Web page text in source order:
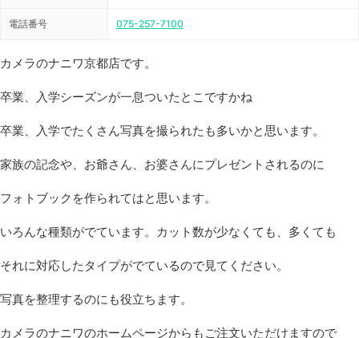
電話番号 075-257-7100
カメラのナニワ京都店です。
卒業、入学シーズンが一息ついたとこですかね
卒業、入学でたくさん写真を撮られたも多いかと思います。
家族の記念や、お爺さん、お婆さんにプレゼントされるのに
フォトブックを作られてはと思います。
いろんな種類がでています。カット数が少なくても、多くても
それに対応したタイプがでているので見てください。
写真を整理するのにも役立ちます。
カメラのナニワのホームページからもご注文いただけますので